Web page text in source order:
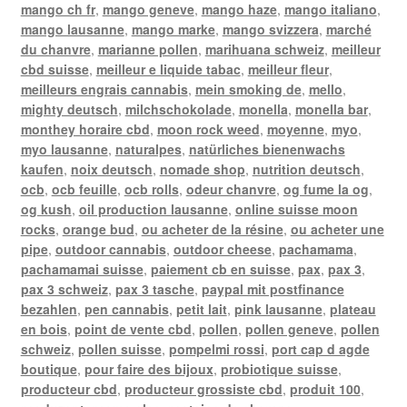
mango ch fr, mango geneve, mango haze, mango italiano,
mango lausanne, mango marke, mango svizzera, marché
du chanvre, marianne pollen, marihuana schweiz, meilleur
cbd suisse, meilleur e liquide tabac, meilleur fleur,
meilleurs engrais cannabis, mein smoking de, mello,
mighty deutsch, milchschokolade, monella, monella bar,
monthey horaire cbd, moon rock weed, moyenne, myo,
myo lausanne, naturalpes, natürliches bienenwachs
kaufen, noix deutsch, nomade shop, nutrition deutsch,
ocb, ocb feuille, ocb rolls, odeur chanvre, og fume la og,
og kush, oil production lausanne, online suisse moon
rocks, orange bud, ou acheter de la résine, ou acheter une
pipe, outdoor cannabis, outdoor cheese, pachamama,
pachamamai suisse, paiement cb en suisse, pax, pax 3,
pax 3 schweiz, pax 3 tasche, paypal mit postfinance
bezahlen, pen cannabis, petit lait, pink lausanne, plateau
en bois, point de vente cbd, pollen, pollen geneve, pollen
schweiz, pollen suisse, pompelmi rossi, port cap d agde
boutique, pour faire des bijoux, probiotique suisse,
producteur cbd, producteur grossiste cbd, produit 100,